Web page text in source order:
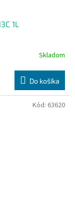
1L
Skladom
Do košíka
Kód: 63620